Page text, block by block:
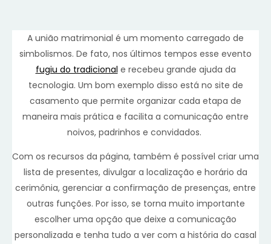
A união matrimonial é um momento carregado de
simbolismos. De fato, nos últimos tempos esse evento
fugiu do tradicional e recebeu grande ajuda da
tecnologia. Um bom exemplo disso está no site de
casamento que permite organizar cada etapa de
maneira mais prática e facilita a comunicação entre
noivos, padrinhos e convidados.
Com os recursos da página, também é possível criar uma
lista de presentes, divulgar a localização e horário da
cerimônia, gerenciar a confirmação de presenças, entre
outras funções. Por isso, se torna muito importante
escolher uma opção que deixe a comunicação
personalizada e tenha tudo a ver com a história do casal